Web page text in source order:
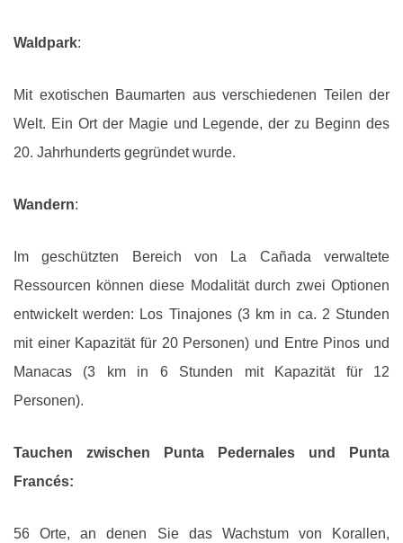
Waldpark:
Mit exotischen Baumarten aus verschiedenen Teilen der
Welt. Ein Ort der Magie und Legende, der zu Beginn des
20. Jahrhunderts gegründet wurde.
Wandern:
Im geschützten Bereich von La Cañada verwaltete
Ressourcen können diese Modalität durch zwei Optionen
entwickelt werden: Los Tinajones (3 km in ca. 2 Stunden
mit einer Kapazität für 20 Personen) und Entre Pinos und
Manacas (3 km in 6 Stunden mit Kapazität für 12
Personen).
Tauchen zwischen Punta Pedernales und Punta
Francés:
56 Orte, an denen Sie das Wachstum von Korallen,